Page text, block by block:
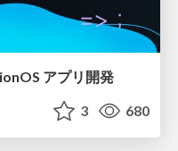
アプリ開発
3 680